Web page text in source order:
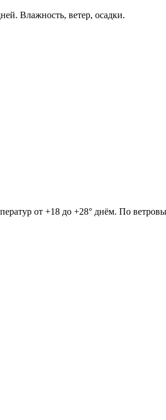
Влажность, ветер, осадки.
от +18 до +28° днём. По